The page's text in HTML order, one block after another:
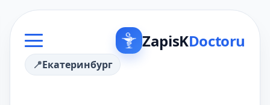
ZapisKDoctoru
Екатеринбург